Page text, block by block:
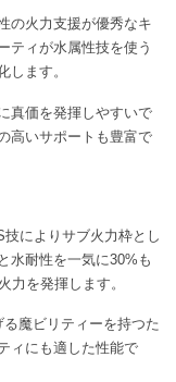
の火力支援が優秀なキ
ティが水属性技を使う
します。
真価を発揮しやすいで
高いサポートも豊富で
によりサブ火力枠とし
水耐性を一気に30%も
力を発揮します。
魔ビリティーを持つた
ィにも適した性能で